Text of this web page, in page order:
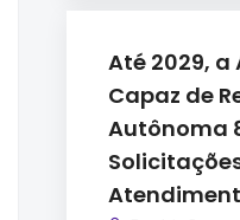
Até 2029, a
Capaz de
Autônoma